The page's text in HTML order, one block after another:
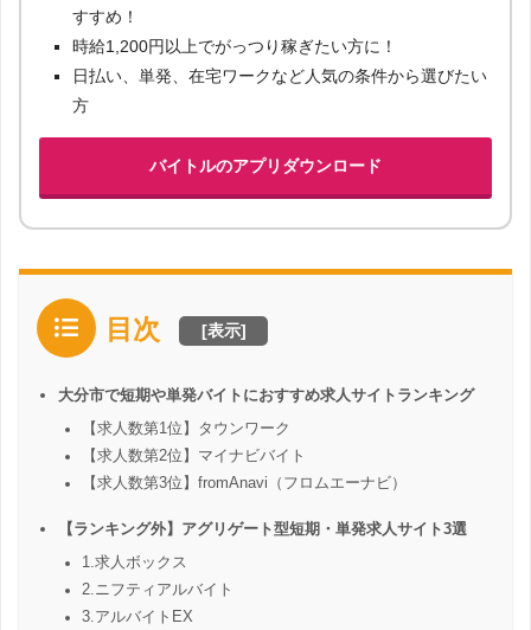
すすめ！
時給1,200円以上でがっつり稼ぎたい方に！
日払い、単発、在宅ワークなど人気の条件から選びたい
方
バイトルのアプリダウンロード
目次 [表示]
大分市で短期や単発バイトにおすすめ求人サイトランキング
【求人数第1位】タウンワーク
【求人数第2位】マイナビバイト
【求人数第3位】fromAnavi（フロムエーナビ）
【ランキング外】アグリゲート型短期・単発求人サイト3選
1.求人ボックス
2.ニフティアルバイト
3.アルバイトEX